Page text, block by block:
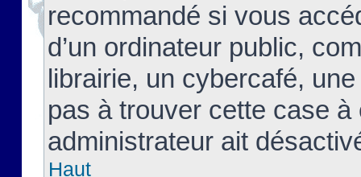
recommandé si vous
d’un ordinateur public,
librairie, un cybercafé,
pas à trouver cette case à
administrateur ait
Haut